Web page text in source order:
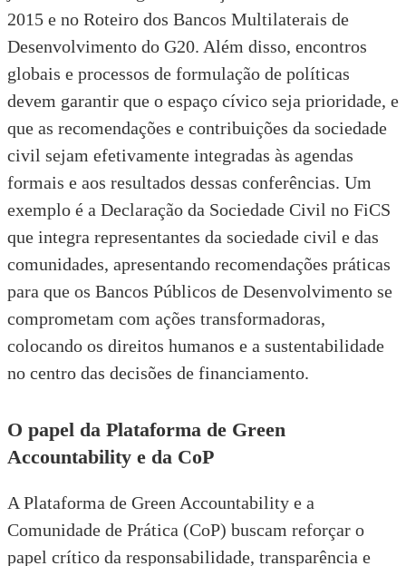
2015 e no Roteiro dos Bancos Multilaterais de
Desenvolvimento do G20. Além disso, encontros
globais e processos de formulação de políticas
devem garantir que o espaço cívico seja prioridade, e
que as recomendações e contribuições da sociedade
civil sejam efetivamente integradas às agendas
formais e aos resultados dessas conferências. Um
exemplo é a Declaração da Sociedade Civil no FiCS
que integra representantes da sociedade civil e das
comunidades, apresentando recomendações práticas
para que os Bancos Públicos de Desenvolvimento se
comprometam com ações transformadoras,
colocando os direitos humanos e a sustentabilidade
no centro das decisões de financiamento.
O papel da Plataforma de Green
Accountability e da CoP
A Plataforma de Green Accountability e a
Comunidade de Prática (CoP) buscam reforçar o
papel crítico da responsabilidade, transparência e